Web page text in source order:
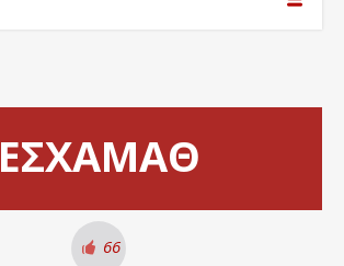
ΕΣΧΑΜΑΘ
66